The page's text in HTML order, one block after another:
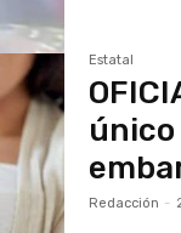
Estatal
único
Redacción -